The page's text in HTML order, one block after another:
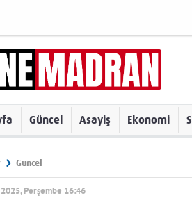
Güncel Asayiş Ekonomi
Güncel
Perşembe 16:46